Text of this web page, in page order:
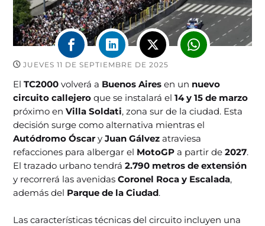
JUEVES 11 DE SEPTIEMBRE DE 2025
ElTC2000 volverá a Buenos Aires en un nuevo
circuito callejero que se instalará el14 y 15 de marzo
próximo enVilla Soldati, zona sur de la ciudad. Esta
decisión surge como alternativa mientras el
Autódromo Óscar yJuan Gálvez atraviesa
refacciones para albergar el MotoGP a partir de2027.
El trazado urbano tendrá2.790 metros de extensión
y recorrerá las avenidasCoronel Roca y Escalada,
además del Parque de la Ciudad.
Las características técnicas del circuito incluyen una